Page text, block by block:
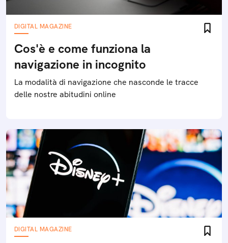
DIGITAL MAGAZINE
Cos'è e come funziona la
navigazione in incognito
La modalità di navigazione che nasconde le tracce
delle nostre abitudini online
DIGITAL MAGAZINE